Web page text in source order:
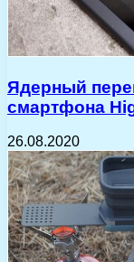
Ядерный
смартфона
26.08.2020